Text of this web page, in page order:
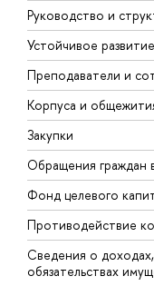
Руководство и
Устойчивое
Преподаватели и
Корпуса и
Закупки
Обращения
Фонд целевого
Противодействие
Сведения о
обязательствах